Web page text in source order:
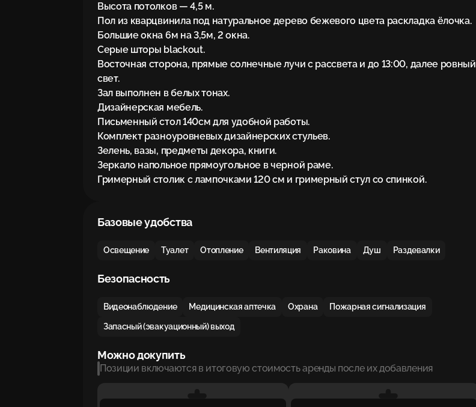
Высота потолков — 4,5 м.
Пол из кварцвинила под натуральное дерево бежевого цвета раскладка ёлочка.
Большие окна 6м на 3,5м, 2 окна.
Серые шторы blackout.
Восточная сторона, прямые солнечные лучи с рассвета и до 13:00, далее ровный
свет.
Зал выполнен в белых тонах.
Дизайнерская мебель.
Письменный стол 140см для удобной работы.
Комплект разноуровневых дизайнерских стульев.
Зелень, вазы, предметы декора, книги.
Зеркало напольное прямоугольное в черной раме.
Гримерный столик с лампочками 120 см и гримерный стул со спинкой.
Базовые удобства
Освещение Туалет Отопление Вентиляция Раковина Душ Раздевалки
Безопасность
Видеонаблюдение Медицинская аптечка Охрана Пожарная сигнализация
Запасный (эвакуационный) выход
Можно докупить
Позиции включаются в итоговую стоимость аренды после их добавления